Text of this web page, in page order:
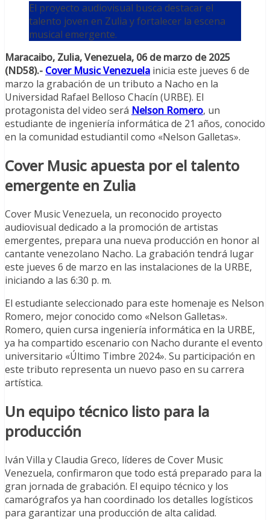
El proyecto audiovisual busca destacar el
talento joven en Zulia y fortalecer la escena
musical emergente.
Maracaibo, Zulia, Venezuela, 06 de marzo de 2025
(ND58).- Cover Music Venezuela inicia este jueves 6 de
marzo la grabación de un tributo a Nacho en la
Universidad Rafael Belloso Chacín (URBE). El
protagonista del video será Nelson Romero, un
estudiante de ingeniería informática de 21 años, conocido
en la comunidad estudiantil como «Nelson Galletas».
Cover Music apuesta por el talento
emergente en Zulia
Cover Music Venezuela, un reconocido proyecto
audiovisual dedicado a la promoción de artistas
emergentes, prepara una nueva producción en honor al
cantante venezolano Nacho. La grabación tendrá lugar
este jueves 6 de marzo en las instalaciones de la URBE,
iniciando a las 6:30 p. m.
El estudiante seleccionado para este homenaje es Nelson
Romero, mejor conocido como «Nelson Galletas».
Romero, quien cursa ingeniería informática en la URBE,
ya ha compartido escenario con Nacho durante el evento
universitario «Último Timbre 2024». Su participación en
este tributo representa un nuevo paso en su carrera
artística.
Un equipo técnico listo para la
producción
Iván Villa y Claudia Greco, líderes de Cover Music
Venezuela, confirmaron que todo está preparado para la
gran jornada de grabación. El equipo técnico y los
camarógrafos ya han coordinado los detalles logísticos
para garantizar una producción de alta calidad.